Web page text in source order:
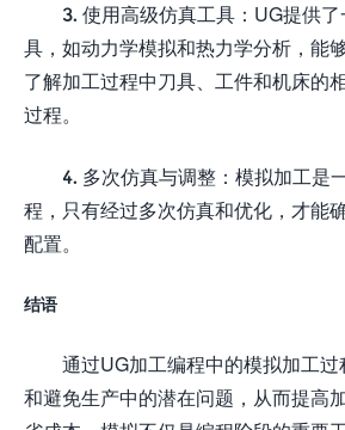
3. 使用高级仿真工具：UG提供
具，如动力学模拟和热力学分析，能
了解加工过程中刀具、工件和机床的
过程。
4. 多次仿真与调整：模拟加工是
程，只有经过多次仿真和优化，才能
配置。
结语
通过UG加工编程中的模拟加工
和避免生产中的潜在问题，从而提高